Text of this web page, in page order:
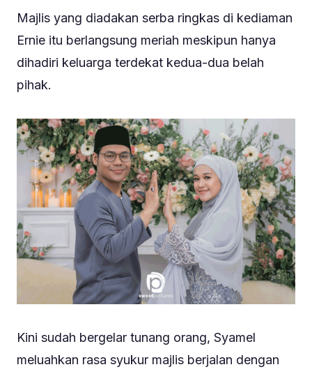
Majlis yang diadakan serba ringkas di kediaman
Ernie itu berlangsung meriah meskipun hanya
dihadiri keluarga terdekat kedua-dua belah
pihak.
Kini sudah bergelar tunang orang, Syamel
meluahkan rasa syukur majlis berjalan dengan